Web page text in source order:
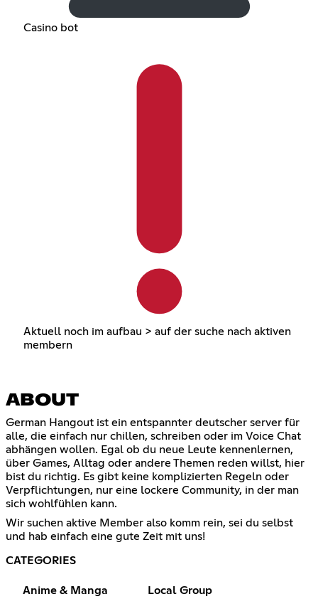
Casino bot
Aktuell noch im aufbau > auf der suche nach aktiven
membern
ABOUT
German Hangout ist ein entspannter deutscher server für
alle, die einfach nur chillen, schreiben oder im Voice Chat
abhängen wollen. Egal ob du neue Leute kennenlernen,
über Games, Alltag oder andere Themen reden willst, hier
bist du richtig. Es gibt keine komplizierten Regeln oder
Verpflichtungen, nur eine lockere Community, in der man
sich wohlfühlen kann.
Wir suchen aktive Member also komm rein, sei du selbst
und hab einfach eine gute Zeit mit uns!
CATEGORIES
Anime & Manga Local Group